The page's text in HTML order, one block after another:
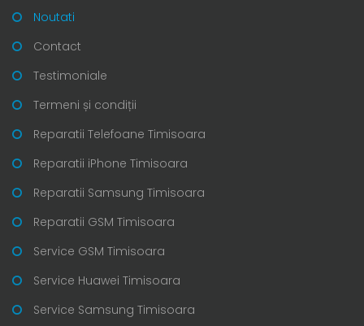
Noutati
Contact
Testimoniale
Termeni și condiții
Reparatii Telefoane Timisoara
Reparatii iPhone Timisoara
Reparatii Samsung Timisoara
Reparatii GSM Timisoara
Service GSM Timisoara
Service Huawei Timisoara
Service Samsung Timisoara